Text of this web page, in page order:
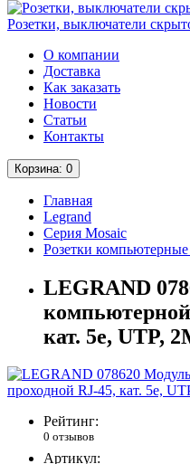
Розетки, выключатели
О компании
Доставка
Как заказать
Новости
Статьи
Контакты
Корзина: 0
Главная
Legrand
Серия Mosaic
Розетки
LEGRAND
кат. 5e, UTP,
Рейтинг:
0 отзывов
Артикул: